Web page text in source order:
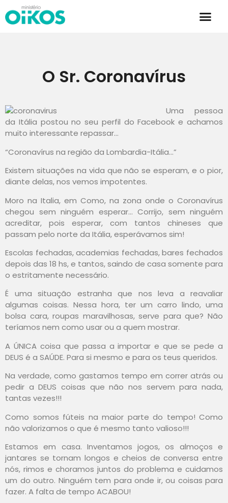
O Sr. Coronavírus
Uma pessoa
da Itália postou no seu perfil do Facebook e achamos
muito interessante repassar…
“Coronavírus na região da Lombardia-Itália…”
Existem situações na vida que não se esperam, e o pior,
diante delas, nos vemos impotentes.
Moro na Italia, em Como, na zona onde o Coronavírus
chegou sem ninguém esperar… Corrijo, sem ninguém
acreditar, pois esperar, com tantos chineses que
passam pelo norte da Itália, esperávamos sim!
Escolas fechadas, academias fechadas, bares fechados
depois das 18 hs, e tantos, saindo de casa somente para
o estritamente necessário.
É uma situação estranha que nos leva a reavaliar
algumas coisas. Nessa hora, ter um carro lindo, uma
bolsa cara, roupas maravilhosas, serve para que? Não
teríamos nem como usar ou a quem mostrar.
A ÚNICA coisa que passa a importar e que se pede a
DEUS é a SAÚDE. Para si mesmo e para os teus queridos.
Na verdade, como gastamos tempo em correr atrás ou
pedir a DEUS coisas que não nos servem para nada,
tantas vezes!!!
Como somos fúteis na maior parte do tempo! Como
não valorizamos o que é mesmo tanto valioso!!!
Estamos em casa. Inventamos jogos, os almoços e
jantares se tornam longos e cheios de conversa entre
nós, rimos e choramos juntos do problema e cuidamos
um do outro. Ninguém tem para onde ir, ou coisas para
fazer. A falta de tempo ACABOU!